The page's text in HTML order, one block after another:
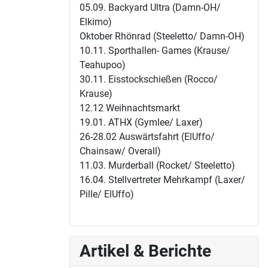
05.09. Backyard Ultra (Damn-OH/
Elkimo)
Oktober Rhönrad (Steeletto/ Damn-OH)
10.11. Sporthallen- Games (Krause/
Teahupoo)
30.11. Eisstockschießen (Rocco/
Krause)
12.12 Weihnachtsmarkt
19.01. ATHX (Gymlee/ Laxer)
26-28.02 Auswärtsfahrt (ElUffo/
Chainsaw/ Overall)
11.03. Murderball (Rocket/ Steeletto)
16.04. Stellvertreter Mehrkampf (Laxer/
Pille/ ElUffo)
Artikel & Berichte